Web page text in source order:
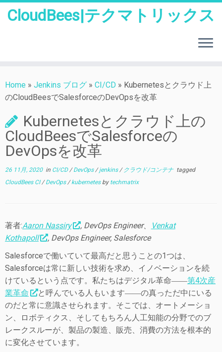
to
content
CloudBees|テクマトリックス
Home » Jenkins ブログ » CI/CD » Kubernetesとクラウド上
のCloudBeesでSalesforceのDevOpsを改革
Kubernetesとクラウド上の
CloudBeesでSalesforceの
DevOpsを改革
26 11月, 2020in CI/CD/DevOps/jenkins/ クラウド/コンテナ tagged
CloudBees CI/DevOps/kubernetes by techmatrix
著者:Aaron Nassiry , DevOps Engineer、
Venkat
Kothapoll
, DevOps Engineer, Salesforce
Salesforceで働いていて最高だと思うことの1つは、
Salesforceは常に新しい技術を求め、イノベーションを続
けているという点です。私たちはデジタル革命――第4次産
業革命
と呼んでいる人もいます――の真っただ中にいる
のだと常に意識させられます。そこでは、オートメーショ
ン、ロボティクス、そしてもちろん人工知能の分野でのブ
レークスルーが、製品の製造、販売、消費の方法を根本的
に変化させています。